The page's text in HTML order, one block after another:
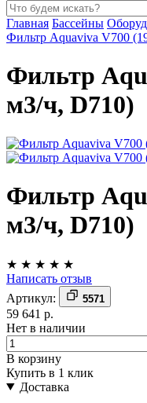
Главная Бассейны
Фильтр Aquaviva V700
Фильтр
м3/ч, D710)
Фильтр
м3/ч, D710)
★ ★ ★ ★ ★
Написать отзыв
Артикул:
5571
59 641 р.
Нет в наличии
В корзину
Купить в 1 клик
Доставка